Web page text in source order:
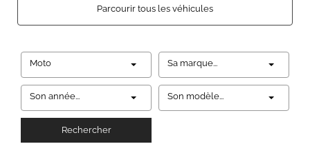
Parcourir tous les véhicules
Moto Sa marque...
Son année... Son modèle...
Rechercher